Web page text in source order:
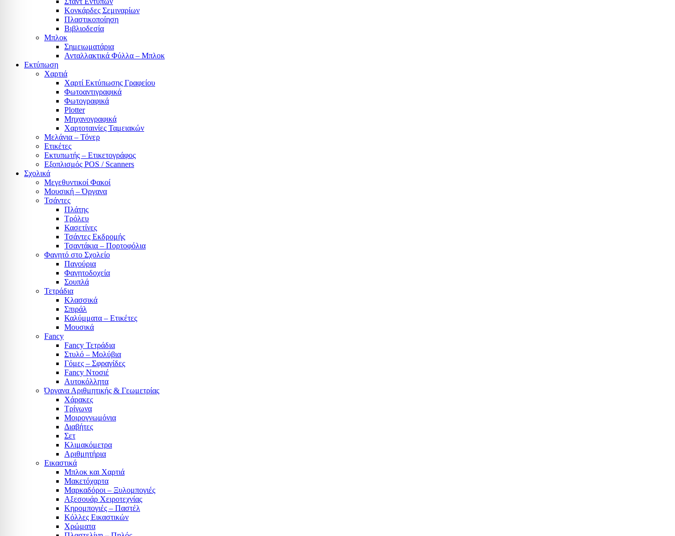
Κονκάρδες Σεμιναρίων
Πλαστικοποίηση
Βιβλιοδεσία
Μπλοκ
Σημειωματάρια
Ανταλλακτικά Φύλλα – Μπλοκ
Εκτύπωση
Χαρτιά
Χαρτί Εκτύπωσης Γραφείου
Φωτοαντιγραφικά
Φωτογραφικά
Plotter
Μηχανογραφικά
Χαρτοταινίες Ταμειακών
Μελάνια – Τόνερ
Ετικέτες
Εκτυπωτής – Ετικετογράφος
Εξοπλισμός POS / Scanners
Σχολικά
Μεγεθυντικοί Φακοί
Μουσική – Όργανα
Τσάντες
Πλάτης
Τρόλευ
Κασετίνες
Τσάντες Εκδρομής
Τσαντάκια – Πορτοφόλια
Φαγητό στο Σχολείο
Παγούρια
Φαγητοδοχεία
Σουπλά
Τετράδια
Κλασσικά
Σπιράλ
Καλύμματα – Ετικέτες
Μουσικά
Fancy
Fancy Τετράδια
Στυλό – Μολύβια
Γόμες – Σφραγίδες
Fancy Ντοσιέ
Αυτοκόλλητα
Όργανα Αριθμητικής & Γεωμετρίας
Χάρακες
Τρίγωνα
Mοιρογνωμόνια
Διαβήτες
Σετ
Κλιμακόμετρα
Αριθμητήρια
Εικαστικά
Μπλοκ και Χαρτιά
Μακετόχαρτα
Μαρκαδόροι – Ξυλομπογιές
Αξεσουάρ Χειροτεχνίας
Κηρομπογιές – Παστέλ
Κόλλες Εικαστικών
Χρώματα